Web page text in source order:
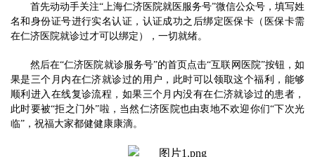
首先动动手关注“上海仁济医院就医服务号”微信公众号， 填写姓
名和身份证号进行实名认证，认证成功之后绑定医保卡（医保卡需
在仁济医院就诊过才可以绑定），一切就绪。
然后在“仁济医院就诊服务号”的首页点击“互联网医院”按钮，如
果是三个月内在仁济就诊过的用户，此时可以领取这个福利，能够
顺利进入在线复诊流程，如果三个月内没有在仁济就诊过的患者，
此时要被“拒之门外”啦，当然仁济医院也由衷地不欢迎你们“下次光
临”，祝福大家都健健康康滴。